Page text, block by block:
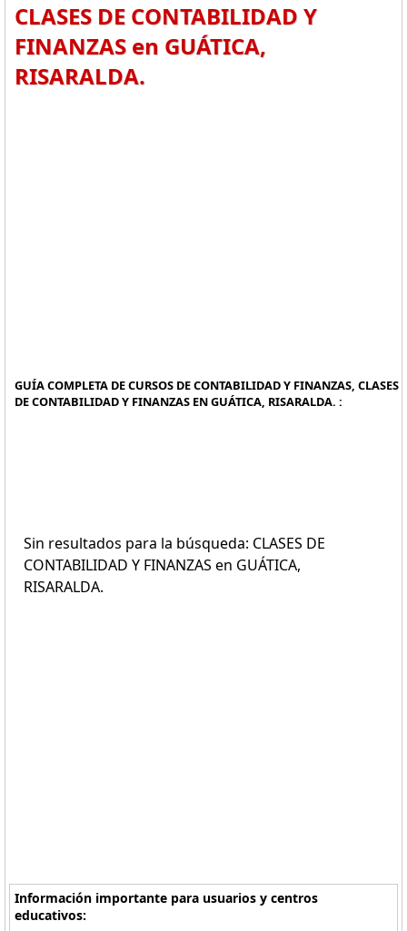
CLASES DE CONTABILIDAD Y
FINANZAS en GUÁTICA,
RISARALDA.
GUÍA COMPLETA DE CURSOS DE CONTABILIDAD Y FINANZAS, CLASES
DE CONTABILIDAD Y FINANZAS EN GUÁTICA, RISARALDA. :
Sin resultados para la búsqueda: CLASES DE
CONTABILIDAD Y FINANZAS en GUÁTICA,
RISARALDA.
Información importante para usuarios y centros
educativos: